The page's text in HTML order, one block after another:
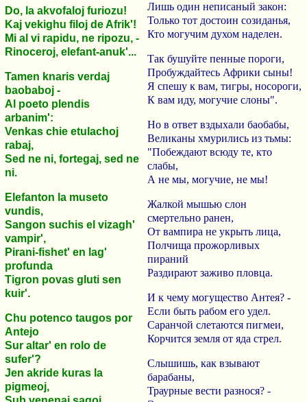
Do, la akvofaloj furiozu!
Kaj vekighu filoj de Afrik'!
Mi al vi rapidu, ne ripozu, -
Rinoceroj, elefant-anuk'...
Tamen knaris verdaj
baobaboj -
Al poeto plendis
arbanim':
Venkas chie etulachoj
rabaj,
Sed ne ni, fortegaj, sed ne
ni.
Elefanton la museto
vundis,
Sangon suchis el vizagh'
vampir',
Pirani-fishet' en lag'
profunda
Tigron povas gluti sen
kuir'.
Chu potenco taugos por
Antejo
Sur altar' en rolo de
sufer'?
Jen akride kuras la
pigmeoj,
Лишь один неписаный закон:
Только тот достоин созиданья,
Кто могучим духом наделен.
Так бушуйте пенные пороги,
Пробуждайтесь Африки сыны!
Я спешу к вам, тигры, носороги,
К вам иду, могучие слоны".
Но в ответ вздыхали баобабы,
Великаны хмурились из тьмы:
"Побеждают всюду те, кто
слабы,
А не мы, могучие, не мы!
Жалкой мышью слон
смертельно ранен,
От вампира не укрыть лица,
Полчища прожорливых
пираний
Раздирают заживо пловца.
И к чему могущество Антея? -
Если быть рабом его удел.
Саранчой слетаются пигмеи,
Корчится земля от яда стрел.
Слышишь, как взывают
барабаны,
Траурные вести разнося? -